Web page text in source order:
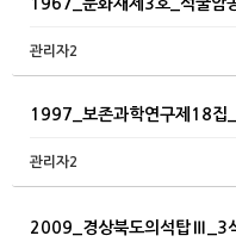
1967_문화재제3호_석굴암
관리자2
1997_보존과학연구제18
관리자2
2009_경상북도의석탑Ⅲ_3